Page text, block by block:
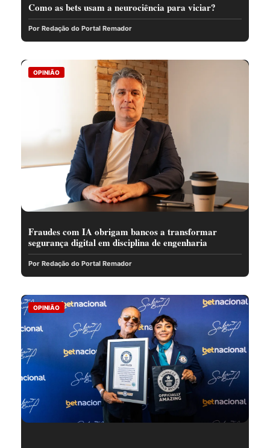
Como as bets usam a neurociência para viciar?
Por Redação do Portal Remador
OPINIÃO
Fraudes com IA obrigam bancos a transformar
segurança digital em disciplina de engenharia
Por Redação do Portal Remador
OPINIÃO